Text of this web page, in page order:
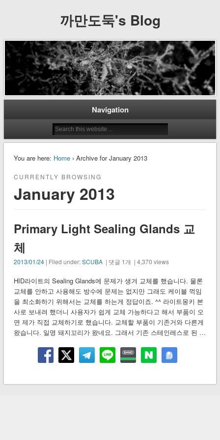
까만도둑's Blog
Navigation
You are here: Home› Archive for January 2013
CURRENTLY BROWSING
January 2013
Primary Light Sealing Glands 교
체
2013/01/24| Filed under:SCUBA| 댓글 1개 | 4,370 views
HID라이트의 Sealing Glands에 문제가 생겨 교체를 했습니다. 물론
교체를 안하고 사용해도 방수에 문제는 없지만 그래도 케이블 꺽임
을 최소화하기 위해서는 교체를 하는게 정답이죠. ^^ 라이트몽키 본
사로 보내려 했더니 사용자가 쉽게 교체 가능하다고 해서 부품이 오
면 제가 직접 교체하기로 했습니다. 교체할 부품이 기존거와 다른게
왔습니다. 일명 돼지꼬리가 왔네요. 그래서 기존 스테인레스로 된 …